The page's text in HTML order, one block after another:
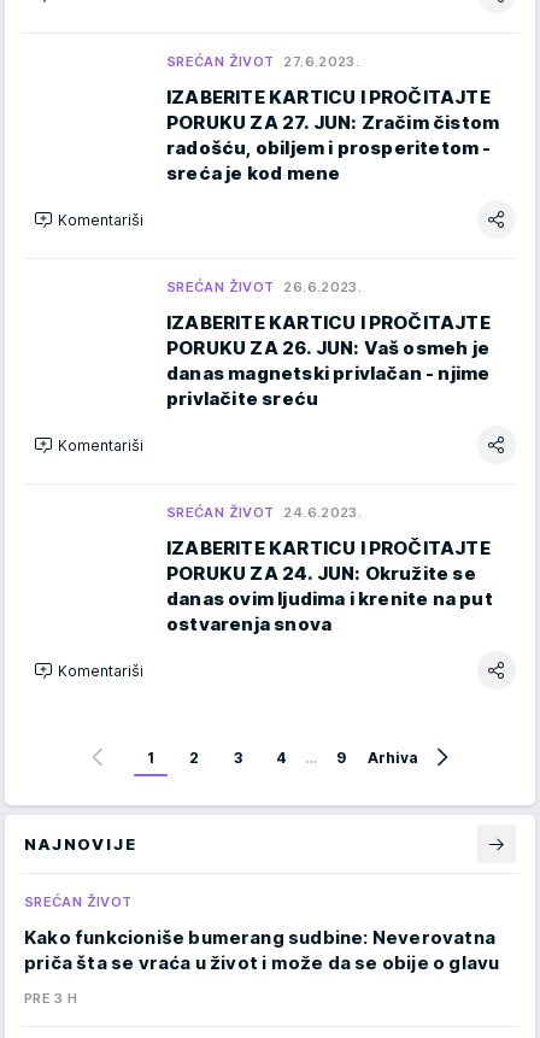
SREĆAN ŽIVOT 27.6.2023.
IZABERITE KARTICU I PROČITAJTE
PORUKU ZA 27. JUN: Zračim čistom
radošću, obiljem i prosperitetom -
sreća je kod mene
Komentariši
SREĆAN ŽIVOT 26.6.2023.
IZABERITE KARTICU I PROČITAJTE
PORUKU ZA 26. JUN: Vaš osmeh je
danas magnetski privlačan - njime
privlačite sreću
Komentariši
SREĆAN ŽIVOT 24.6.2023.
IZABERITE KARTICU I PROČITAJTE
PORUKU ZA 24. JUN: Okružite se
danas ovim ljudima i krenite na put
ostvarenja snova
Komentariši
1 2 3 4 … 9 Arhiva
NAJNOVIJE
SREĆAN ŽIVOT
Kako funkcioniše bumerang sudbine: Neverovatna
priča šta se vraća u život i može da se obije o glavu
PRE 3 H